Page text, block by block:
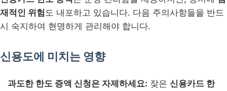
재적인 위험 도 내포하고 있습니다. 다음 주의사항들을 반드
시 숙지하여 현명하게 관리해야 합니다.
신용도에 미치는 영향
과도한 한도 증액 신청은 자제하세요: 잦은 신용카드 한